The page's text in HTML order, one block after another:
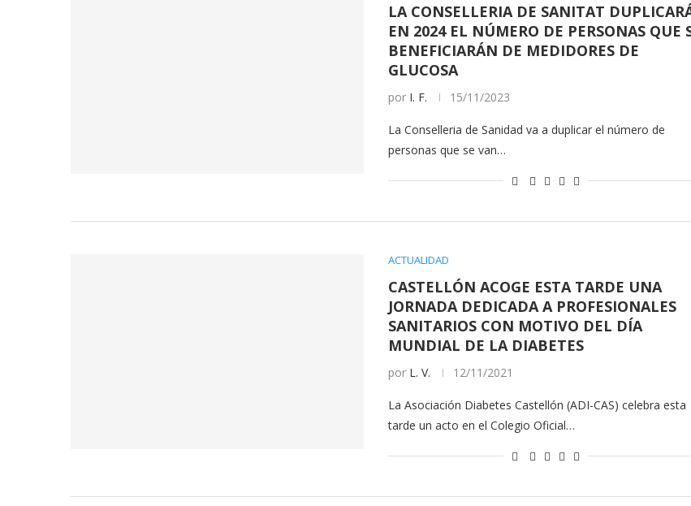
LA CONSELLERIA DE SANITAT
EN 2024 EL NÚMERO DE PERSONAS QUE
BENEFICIARÁN DE MEDIDORES DE
GLUCOSA
por I. F. 15/11/2023
La Conselleria de Sanidad va a duplicar el número de
personas que se van…
ACTUALIDAD
CASTELLÓN ACOGE ESTA TARDE UNA
JORNADA DEDICADA A PROFESIONALES
SANITARIOS CON MOTIVO DEL DÍA
MUNDIAL DE LA DIABETES
por L. V. 12/11/2021
La Asociación Diabetes Castellón (ADI-CAS) celebra esta
tarde un acto en el Colegio Oficial…